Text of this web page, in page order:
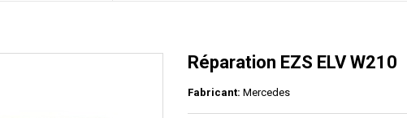
Réparation EZS ELV W210
Fabricant: Mercedes